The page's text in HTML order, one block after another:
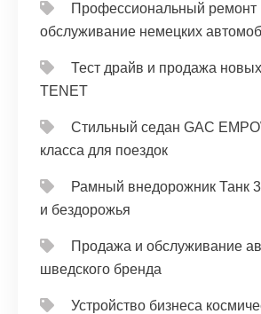
Профессиональный ремонт
обслуживание немецких
Тест драйв и продажа
TENET
Стильный седан GAC
класса для поездок
Рамный внедорожник Танк
и бездорожья
Продажа и обслуживание
шведского бренда
Устройство бизнеса